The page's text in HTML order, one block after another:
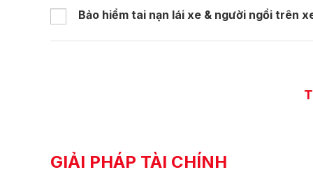
Bảo hiểm tai nạn lái xe & người ngồi trên
GIẢI PHÁP TÀI CHÍNH